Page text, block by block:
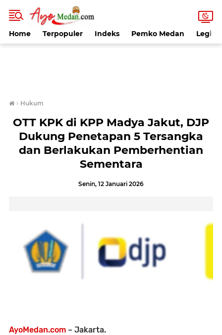
Home Terpopuler Indeks Pemko Medan
› Hukum
OTT KPK di KPP Madya Jakut, DJP
Dukung Penetapan 5 Tersangka
dan Berlakukan Pemberhentian
Sementara
Senin, 12 Januari 2026
AyoMedan.com – Jakarta.